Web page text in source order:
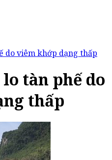
do viêm khớp dạng thấp
tàn phế do
thấp